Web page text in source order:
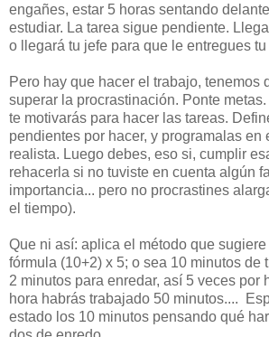
engañes, estar 5 horas sentando
estudiar. La tarea sigue pendiente.
o llegará tu jefe para que le entregues tu
Pero hay que hacer el trabajo, tenemos
superar la procrastinación. Ponte
te motivarás para hacer las tareas.
pendientes por hacer, y programalas en
realista. Luego debes, eso si, cumplir
rehacerla si no tuviste en cuenta algún
importancia... pero no procrastines
el tiempo).
Que ni así: aplica el método que
fórmula (10+2) x 5; o sea 10 minutos de
2 minutos para enredar, así 5 veces por
hora habrás trabajado 50 minutos....
estado los 10 minutos pensando qué